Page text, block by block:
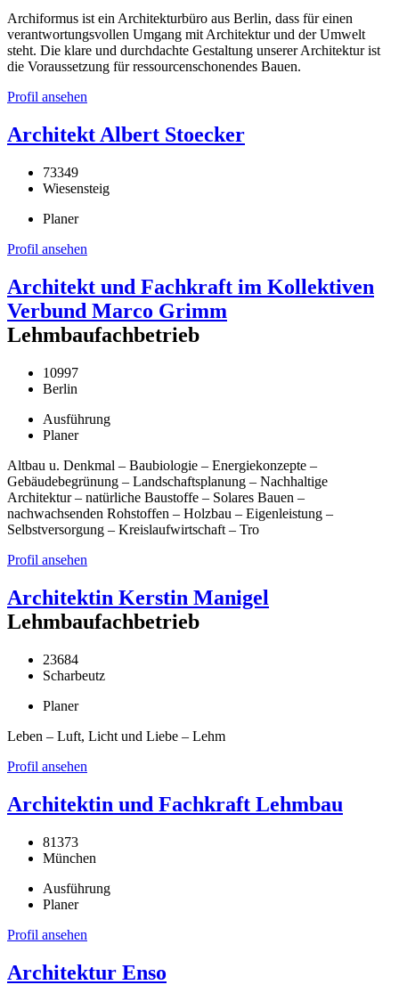
Archiformus ist ein Architekturbüro aus Berlin, dass für einen
verantwortungsvollen Umgang mit Architektur und der Umwelt
steht. Die klare und durchdachte Gestaltung unserer Architektur ist
die Voraussetzung für ressourcenschonendes Bauen.
Profil ansehen
Architekt Albert Stoecker
73349
Wiesensteig
Planer
Profil ansehen
Architekt und Fachkraft im Kollektiven
Verbund Marco Grimm
Lehmbaufachbetrieb
10997
Berlin
Ausführung
Planer
Altbau u. Denkmal – Baubiologie – Energiekonzepte –
Gebäudebegrünung – Landschaftsplanung – Nachhaltige
Architektur – natürliche Baustoffe – Solares Bauen –
nachwachsenden Rohstoffen – Holzbau – Eigenleistung –
Selbstversorgung – Kreislaufwirtschaft – Tro
Profil ansehen
Architektin Kerstin Manigel
Lehmbaufachbetrieb
23684
Scharbeutz
Planer
Leben – Luft, Licht und Liebe – Lehm
Profil ansehen
Architektin und Fachkraft Lehmbau
81373
München
Ausführung
Planer
Profil ansehen
Architektur Enso